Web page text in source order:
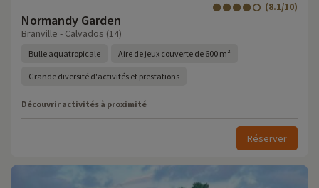
Normandy Garden
(8.1/10)
Branville - Calvados (14)
Bulle aquatropicale Aire de jeux couverte de 600 m²
Grande diversité d'activités et prestations
Découvrir activités à proximité
Réserver